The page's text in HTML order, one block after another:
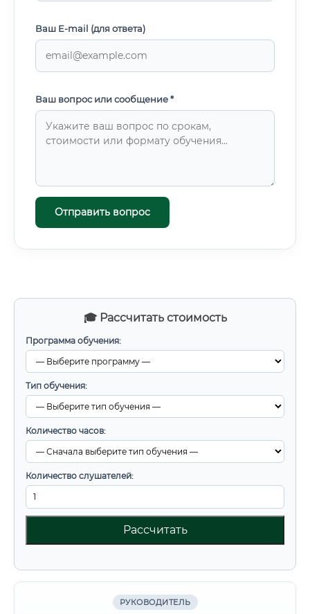
🎓 Рассчитать стоимость
Программа обучения:
Тип обучения:
Количество часов:
Количество слушателей:
Рассчитать
РУКОВОДИТЕЛЬ
Ваш E-mail (для ответа)
Ваш вопрос или сообщение *
Отправить вопрос